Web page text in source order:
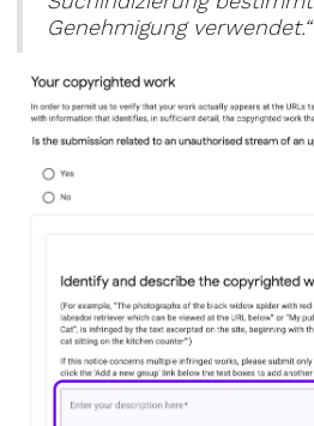
Genehmigung verwendet.“